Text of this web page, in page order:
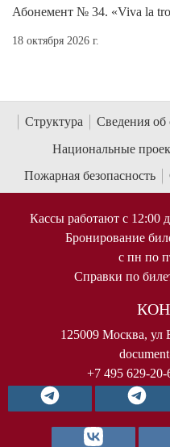
Абонемент № 34. «Viva la
18 октября 2026 г.
Структура
Сведения об
Национальные
Пожарная безопасность
Кассы работают с 12:00
Бронирование
с пн по
Справки по
125009 Москва, ул
+7 495 629-